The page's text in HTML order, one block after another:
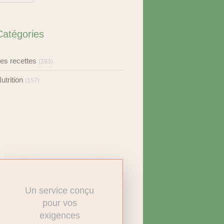
recettes (283)
(157)
Un service conçu
pour vos
exigences